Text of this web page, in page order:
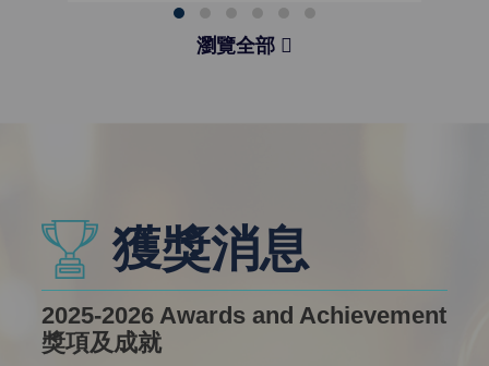
瀏覽全部
獲獎消息
2025-2026 Awards and Achievement
獎項及成就